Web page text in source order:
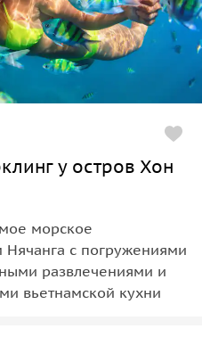
у остров Хон
морское
Нячанга с погружениями
развлечениями и
вьетнамской кухни